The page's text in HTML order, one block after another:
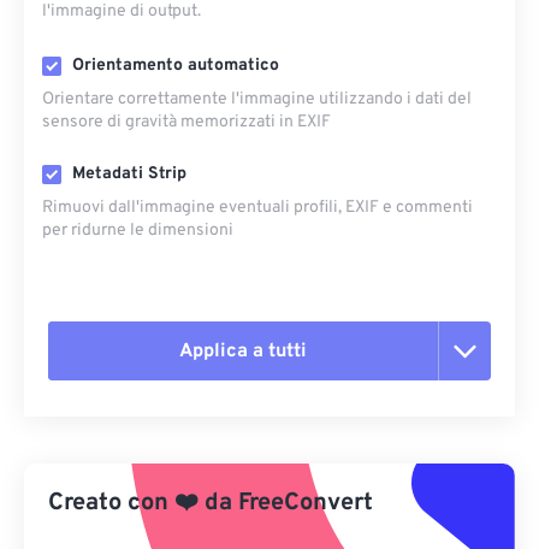
l'immagine di output.
Orientamento automatico
Orientare correttamente l'immagine utilizzando i dati del
sensore di gravità memorizzati in EXIF
Metadati Strip
Rimuovi dall'immagine eventuali profili, EXIF ​​e commenti
per ridurne le dimensioni
Applica a tutti
Applica da preimpostazione
Salva come predefinito
Creato con ❤️ da FreeConvert